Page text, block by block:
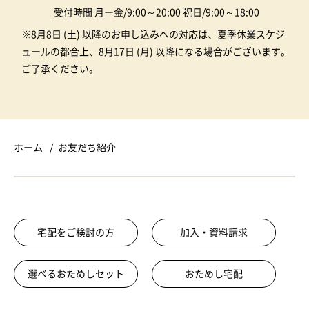
受付時間 月ー金/9:00～20:00 祝日/9:00～18:00
※8月8日 (土) 以降のお申し込みへの対応は、夏季休業スケジ
ュールの都合上、8月17日 (月) 以降になる場合がございます。
ご了承ください。
ホーム お友だち紹介
宅配をご検討の方 加入・資料請求
選べるおためしセット おためし宅配